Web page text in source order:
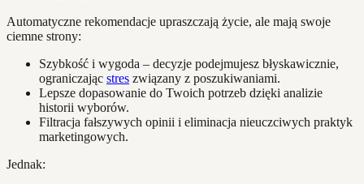
Automatyczne rekomendacje upraszczają życie, ale mają swoje
ciemne strony:
Szybkość i wygoda – decyzje podejmujesz błyskawicznie,
ograniczając stres związany z poszukiwaniami.
Lepsze dopasowanie do Twoich potrzeb dzięki analizie
historii wyborów.
Filtracja fałszywych opinii i eliminacja nieuczciwych praktyk
marketingowych.
Jednak: